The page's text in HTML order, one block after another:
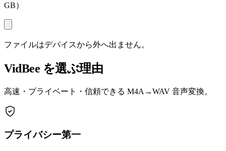
GB）
ファイルはデバイスから外へ出ません。
VidBee を選ぶ理由
高速・プライベート・信頼できる M4A→WAV 音声変換。
プライバシー第一